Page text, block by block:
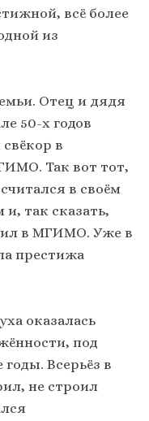
всё более
из
Отец и дядя
50-х годов
в
Так вот тот,
в своём
так сказать,
в МГИМО. Уже в
престижа
оказалась
под
Всерьёз в
не строил